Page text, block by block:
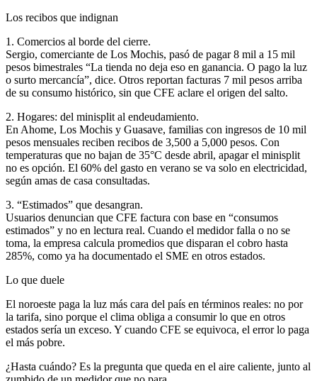
Los recibos que indignan
1. Comercios al borde del cierre.
Sergio, comerciante de Los Mochis, pasó de pagar 8 mil a 15 mil
pesos bimestrales “La tienda no deja eso en ganancia. O pago la luz
o surto mercancía”, dice. Otros reportan facturas 7 mil pesos arriba
de su consumo histórico, sin que CFE aclare el origen del salto.
2. Hogares: del minisplit al endeudamiento.
En Ahome, Los Mochis y Guasave, familias con ingresos de 10 mil
pesos mensuales reciben recibos de 3,500 a 5,000 pesos. Con
temperaturas que no bajan de 35°C desde abril, apagar el minisplit
no es opción. El 60% del gasto en verano se va solo en electricidad,
según amas de casa consultadas.
3. “Estimados” que desangran.
Usuarios denuncian que CFE factura con base en “consumos
estimados” y no en lectura real. Cuando el medidor falla o no se
toma, la empresa calcula promedios que disparan el cobro hasta
285%, como ya ha documentado el SME en otros estados.
Lo que duele
El noroeste paga la luz más cara del país en términos reales: no por
la tarifa, sino porque el clima obliga a consumir lo que en otros
estados sería un exceso. Y cuando CFE se equivoca, el error lo paga
el más pobre.
¿Hasta cuándo? Es la pregunta que queda en el aire caliente, junto al